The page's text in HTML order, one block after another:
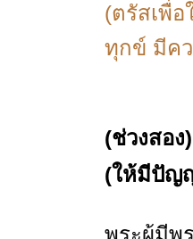
(ตรัสเพื่
ทุกข์ มีคว
(ช่วงสอง)
(ให้มีปัญ
พระผู้มีพ